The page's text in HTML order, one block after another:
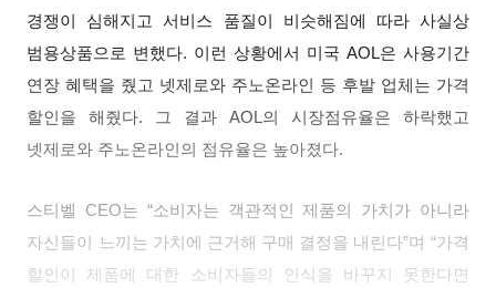
경쟁이 심해지고 서비스 품질이 비슷해짐에 따라 사실상
범용상품으로 변했다. 이런 상황에서 미국 AOL은 사용기간
연장 혜택을 줬고 넷제로와 주노온라인 등 후발 업체는 가격
할인을 해줬다. 그 결과 AOL의 시장점유율은 하락했고
넷제로와 주노온라인의 점유율은 높아졌다.
스티벨 CEO는 “소비자는 객관적인 제품의 가치가 아니라
자신들이 느끼는 가치에 근거해 구매 결정을 내린다”며 “가격
할인이 제품에 대한 소비자들의 인식을 바꾸지 못한다면